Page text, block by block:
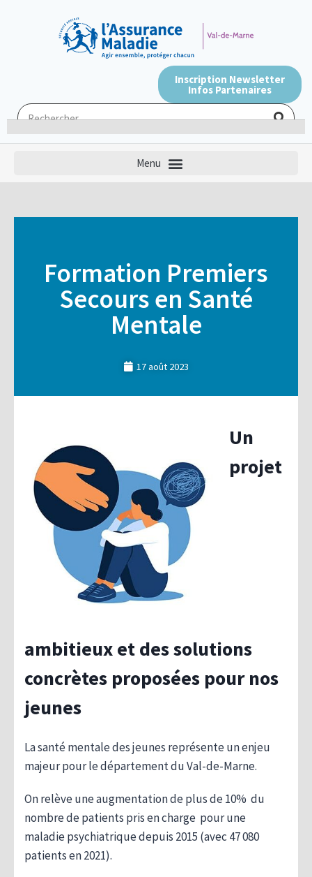
Inscription Newsletter
Infos Partenaires
Formation Premiers
Secours en Santé
Mentale
17 août 2023
Un
projet
ambitieux et des solutions
concrètes proposées pour nos
jeunes
La santé mentale des jeunes représente un enjeu
majeur pour le département du Val-de-Marne.
On relève une augmentation de plus de 10% du
nombre de patients pris en charge pour une
maladie psychiatrique depuis 2015 (avec 47 080
patients en 2021).